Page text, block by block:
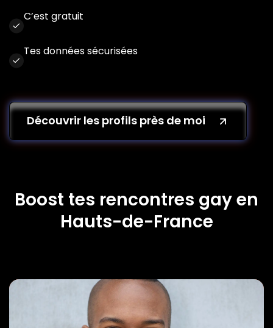
C’est gratuit
Tes données sécurisées
Découvrir les profils près de moi
Boost tes rencontres gay en
Hauts-de-France